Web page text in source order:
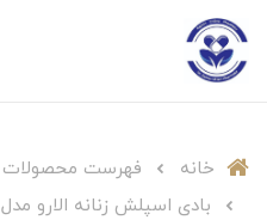
خانه
فهرست محصولات
بادی اسپلش زنانه الارو مدل Energique حجم 250 میلی لیتر